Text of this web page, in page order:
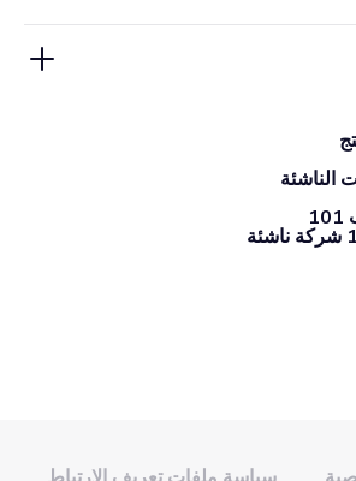
الناشئة